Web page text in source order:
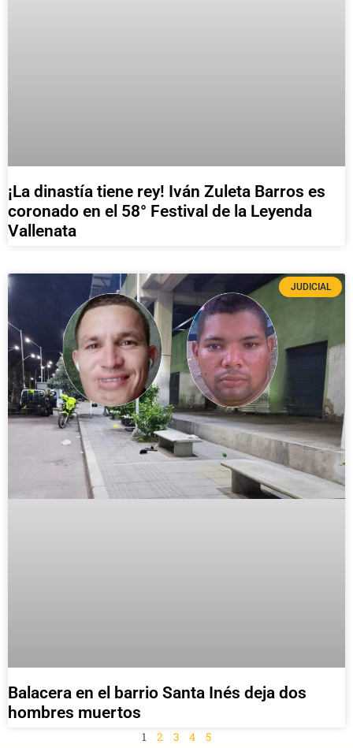
¡La dinastía tiene rey! Iván Zuleta Barros es
coronado en el 58° Festival de la Leyenda
Vallenata
JUDICIAL
Balacera en el barrio Santa Inés deja dos
hombres muertos
1 2 3 4 5